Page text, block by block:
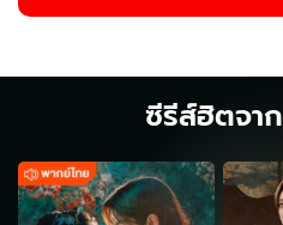
ซีรีส์ฮิตจาก